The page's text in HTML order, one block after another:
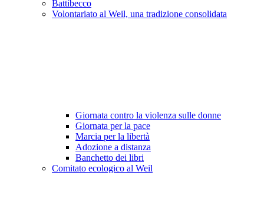
Battibecco
Volontariato al Weil, una tradizione consolidata
Giornata contro la violenza sulle donne
Giornata per la pace
Marcia per la libertà
Adozione a distanza
Banchetto dei libri
Comitato ecologico al Weil